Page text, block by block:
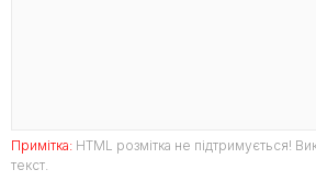
Примітка: HTML розмітка не підтримується!
текст.